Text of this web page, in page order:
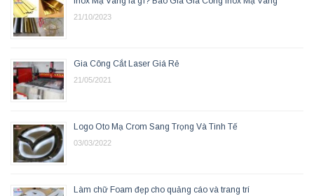
21/10/2023
Gia Công Cắt Laser Giá Rẻ
21/05/2021
Logo Oto Mạ Crom Sang Trọng Và Tinh Tế
03/03/2022
Làm chữ Foam đẹp cho quảng cáo và trang trí